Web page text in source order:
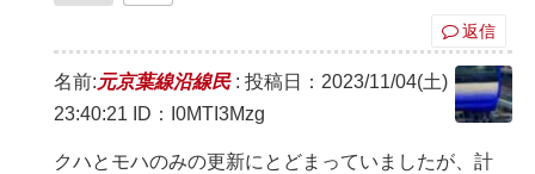
返信
名前:元京葉線沿線民: 投稿日：2023/11/04(土)
23:40:21
ID：I0MTI3Mzg
クハとモハのみの更新にとどまっていましたが、計